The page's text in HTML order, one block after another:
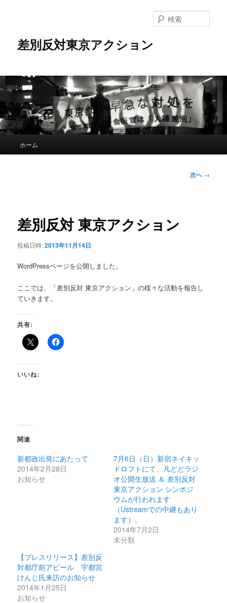
へ
移
動
差別反対東京アクション
索
ホーム
ゲ
ー
ョ
次へ→
差別反対 東京アクション
投稿日時:2013年11月14日
WordPressページを公開しました。
ここでは、「差別反対 東京アクション」の様々な活動を報告し
ていきます。
共有:
いいね:
関連
新都政出発にあたって
2014年2月28日
お知らせ
7月6日（日）新宿ネイキッ
ドロフトにて、凡どどラジ
オ公開生放送 ＆ 差別反対
東京アクション シンポジ
ウムが行われます
（Ustreamでの中継もあり
ます）。
2014年7月2日
未分類
【プレスリリース】差別反
対都庁前アピール 宇都宮
けんじ氏来訪のお知らせ
2014年1月25日
お知らせ